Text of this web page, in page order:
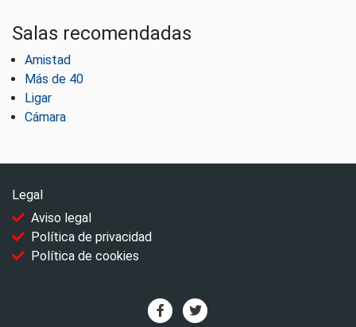
Salas recomendadas
Amistad
Más de 40
Ligar
Cámara
Legal
Aviso legal
Política de privacidad
Política de cookies